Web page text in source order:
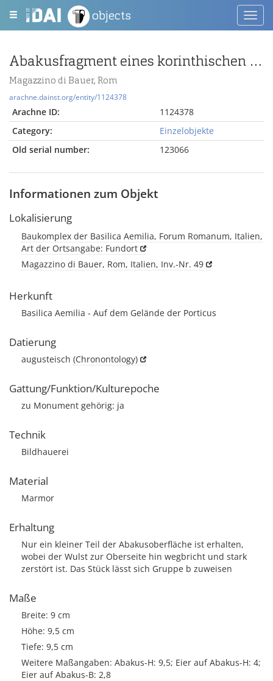
objects
Abakusfragment eines korinthischen Normalkapitells
Magazzino di Bauer, Rom
arachne.dainst.org/entity/1124378
Arachne ID:
1124378
Category:
Einzelobjekte
Old serial number:
123066
Informationen zum Objekt
Lokalisierung
Baukomplex der Basilica Aemilia, Forum Romanum, Italien,
Art der Ortsangabe: Fundort
Magazzino di Bauer, Rom, Italien, Inv.-Nr. 49
Herkunft
Basilica Aemilia - Auf dem Gelände der Porticus
Datierung
augusteisch (Chronontology)
Gattung/Funktion/Kulturepoche
zu Monument gehörig: ja
Technik
Bildhauerei
Material
Marmor
Erhaltung
Nur ein kleiner Teil der Abakusoberfläche ist erhalten,
wobei der Wulst zur Oberseite hin wegbricht und stark
zerstört ist. Das Stück lässt sich Gruppe b zuweisen
Maße
Breite: 9 cm
Höhe: 9,5 cm
Tiefe: 9,5 cm
Weitere Maßangaben: Abakus-H: 9,5; Eier auf Abakus-H: 4;
Eier auf Abakus-B: 2,8